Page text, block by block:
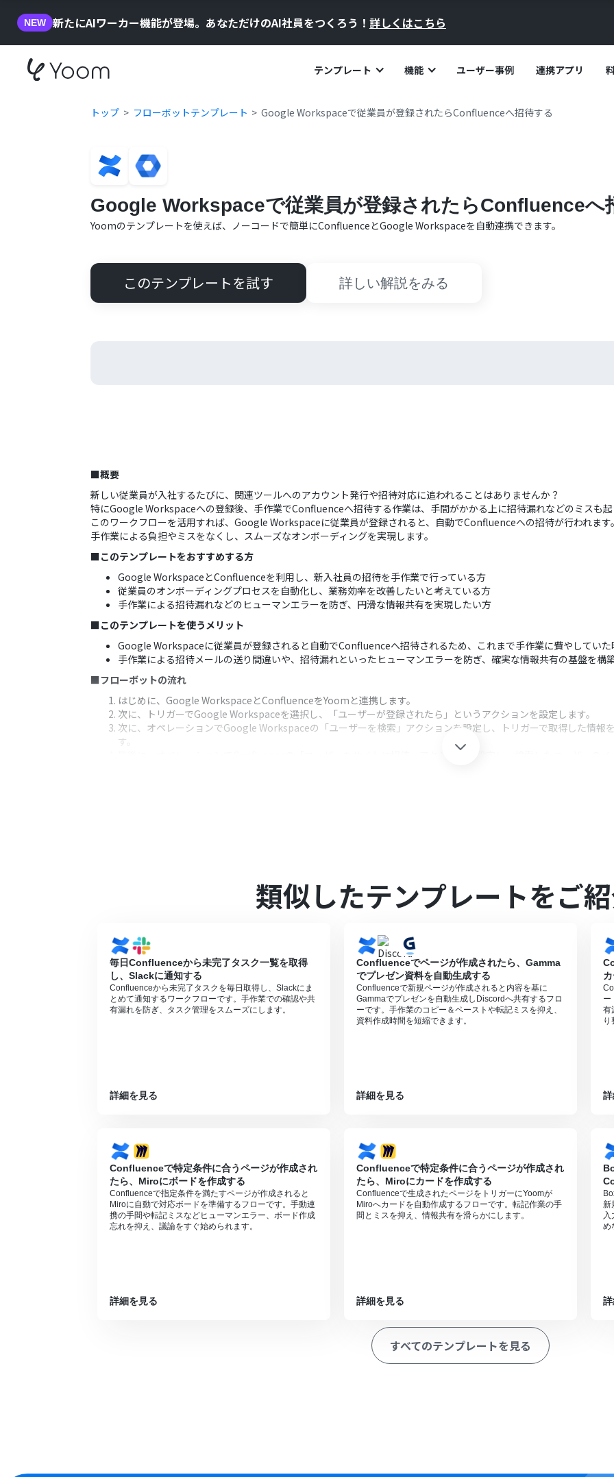
NEW 新たにAIワーカー機能が登場。あなただけのAI社員をつくろう！ 詳しくはこちら
テンプレート 機能 ユーザー事例 連携アプリ
トップ フローボットテンプレート Google Workspaceで従業員が登録されたらConfluenceへ招待する
Google Workspaceで従業員が登録されたらConfluenceへ
Yoomのテンプレートを使えば、ノーコードで簡単にConfluenceとGoogle Workspaceを自動連携できます。
このテンプレートを試す 詳しい解説をみる
■概要
新しい従業員が入社するたびに、関連ツールへのアカウント発行や招待対応に追われることはありませんか？
特にGoogle Workspaceへの登録後、手作業でConfluenceへ招待する作業は、手間がかかる上に招待漏れなどのミスも
このワークフローを活用すれば、Google Workspaceに従業員が登録されると、自動でConfluenceへの招待が行われます
手作業による負担やミスをなくし、スムーズなオンボーディングを実現します。
■このテンプレートをおすすめする方
Google WorkspaceとConfluenceを利用し、新入社員の招待を手作業で行っている方
従業員のオンボーディングプロセスを自動化し、業務効率を改善したいと考えている方
手作業による招待漏れなどのヒューマンエラーを防ぎ、円滑な情報共有を実現したい方
■このテンプレートを使うメリット
Google Workspaceに従業員が登録されると自動でConfluenceへ招待されるため、これまで手作業に費やしていた
手作業による招待メールの送り間違いや、招待漏れといったヒューマンエラーを防ぎ、確実な情報共有の基盤を構
■フローボットの流れ
はじめに、Google WorkspaceとConfluenceをYoomと連携します。
次に、トリガーでGoogle Workspaceを選択し、「ユーザーが登録されたら」というアクションを設定します。
次に、オペレーションでGoogle Workspaceの「ユーザーを検索」アクションを設定し、トリガーで取得した情報
す。
Google Workspaceはチームプラン・サクセスプランでのみご利用いただけるアプリとなっております。フリープ
トのオペレーションやデータコネクトはエラーとなりますので、ご注意ください。
チームプランやサクセスプランなどの有料プランは、2週間の無料トライアルを行うことが可能です。無料トライ
類似したテンプレートをご
毎日Confluenceから未完了タスク一覧を取得
し、Slackに通知する
Confluenceから未完了タスクを毎日取得し、Slackにま
とめて通知するワークフローです。手作業での確認や共
有漏れを防ぎ、タスク管理をスムーズにします。
詳細を見る
Confluenceでページが作成されたら、Gamma
でプレゼン資料を自動生成する
Confluenceで新規ページが作成されると内容を基に
Gammaでプレゼンを自動生成しDiscordへ共有するフロ
ーです。手作業のコピー＆ペーストや転記ミスを抑え、
資料作成時間を短縮できます。
詳細を見る
ー
有
り
Confluenceで特定条件に合うページが作成され
たら、Miroにボードを作成する
Confluenceで指定条件を満たすページが作成されると
Miroに自動で対応ボードを準備するフローです。手動連
携の手間や転記ミスなどヒューマンエラー、ボード作成
忘れを抑え、議論をすぐ始められます。
詳細を見る
Confluenceで特定条件に合うページが作成され
たら、Miroにカードを作成する
Confluenceで生成されたページをトリガーにYoomが
Miroへカードを自動作成するフローです。転記作業の手
間とミスを抑え、情報共有を滑らかにします。
詳細を見る
新
め
すべてのテンプレートを見る